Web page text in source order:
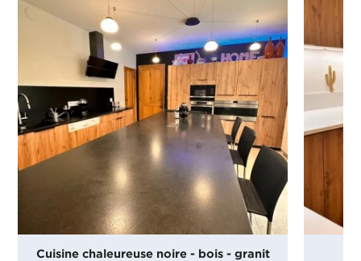
Cuisine chaleureuse noire - bois - granit